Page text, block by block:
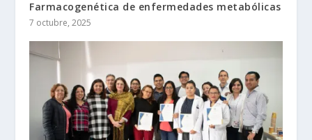
Farmacogenética de enfermedades metabólicas
7 octubre, 2025